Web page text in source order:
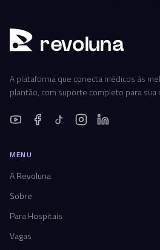
revoluna
A plataforma que conecta médicos às
plantão, com suporte completo para sua
MENU
A Revoluna
Sobre
Para Hospitais
Vagas